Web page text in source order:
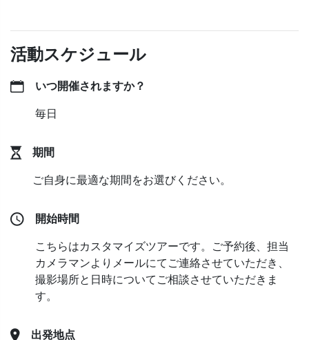
活動スケジュール
いつ開催されますか？
毎日
期間
ご自身に最適な期間をお選びください。
開始時間
こちらはカスタマイズツアーです。ご予約後、担当
カメラマンよりメールにてご連絡させていただき、
撮影場所と日時についてご相談させていただきま
す。
出発地点